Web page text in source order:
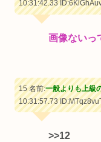
10:31:42.33
画像ないっ
15 名前:一般よりも上級
10:31:57.73
>>12